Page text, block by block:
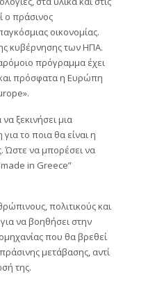
ο πράσινος
οικονομίας.
κυβέρνησης των ΗΠΑ.
πρόγραμμα έχει
πρόσφατα η Ευρώπη
ξεκινήσει μια
το ποια θα είναι η
Ώστε να μπορέσει να
in Greece”
πολιτικούς και
να βοηθήσει στην
που θα βρεθεί
μετάβασης, αντί
της.